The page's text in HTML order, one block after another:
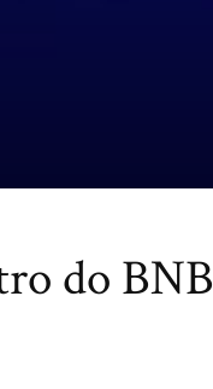
do BNB